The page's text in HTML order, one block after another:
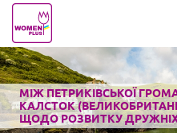
МІЖ ПЕТРИКІВСЬКОЇ
КАЛСТОК
ЩОДО РОЗВИТКУ ДРУЖНІХ